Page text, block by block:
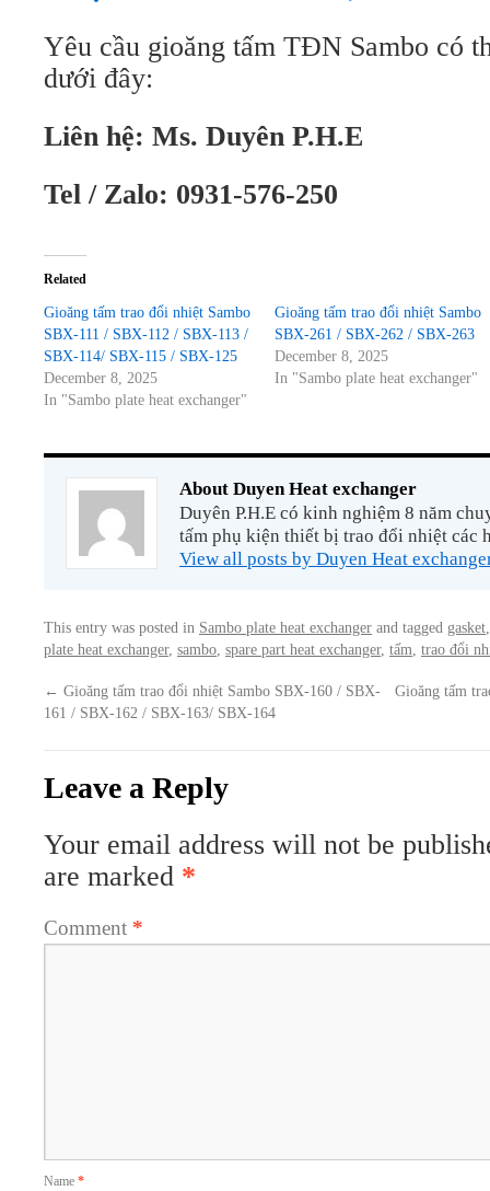
Yêu cầu gioăng tấm TĐN Sambo có
dưới đây:
Liên hệ: Ms. Duyên P.H.E
Tel / Zalo: 0931-576-250
Related
Gioăng tấm trao đổi nhiệt Sambo
SBX-111 / SBX-112 / SBX-113 /
SBX-114/ SBX-115 / SBX-125
December 8, 2025
In "Sambo plate heat exchanger"
Gioăng tấm trao đổi nhiệt Sambo
SBX-261 / SBX-262 / SBX-263
December 8, 2025
In "Sambo plate heat exchanger"
About Duyen Heat exchanger
Duyên P.H.E có kinh nghiệm 8 năm
tấm phụ kiện thiết bị trao đổi nhiệt các
View all posts by Duyen Heat
This entry was posted in Sambo plate heat exchanger and tagged gasket
plate heat exchanger, sambo, spare part heat exchanger, tấm, trao đổi
← Gioăng tấm trao đổi nhiệt Sambo SBX-160 / SBX-
161 / SBX-162 / SBX-163/ SBX-164
Gioăng tấm
Leave a Reply
Your email address will not be
are marked *
Comment *
Name *